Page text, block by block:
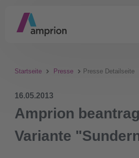
Startseite Presse Presse Detailseite
16.05.2013
Amprion
Variante